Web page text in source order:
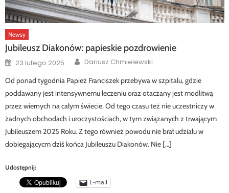
Newsy
Jubileusz Diakonów: papieskie pozdrowienie
Posted
on
23 lutego 2025 Author
Dariusz Chmielewski
Od ponad tygodnia Papież Franciszek przebywa w szpitalu, gdzie
poddawany jest intensywnemu leczeniu oraz otaczany jest modlitwą
przez wiernych na całym świecie. Od tego czasu też nie uczestniczy w
żadnych obchodach i uroczystościach, w tym związanych z trwającym
Jubileuszem 2025 Roku. Z tego również powodu nie brał udziału w
dobiegającycm dziś końca Jubileuszu Diakonów. Nie […]
Udostępnij:
E-mail